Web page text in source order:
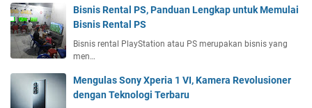
Bisnis Rental PS, Panduan Lengkap untuk Memulai
Bisnis Rental PS
Bisnis rental PlayStation atau PS merupakan bisnis yang
men…
Mengulas Sony Xperia 1 VI, Kamera Revolusioner
dengan Teknologi Terbaru